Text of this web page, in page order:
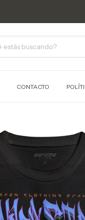
CONTACTO